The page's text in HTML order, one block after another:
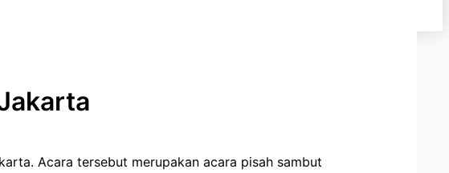
Acara tersebut merupakan acara pisah sambut